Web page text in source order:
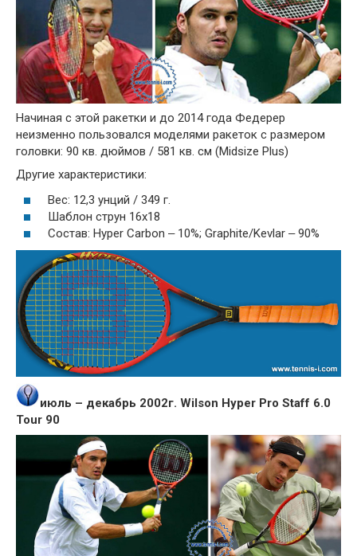
Начиная с этой ракетки и до 2014 года Федерер
неизменно пользовался моделями ракеток с размером
головки: 90 кв. дюймов / 581 кв. см (Midsize Plus)
Другие характеристики:
Вес: 12,3 унций / 349 г.
Шаблон струн 16x18
Состав: Hyper Carbon ‒ 10%; Graphite/Kevlar ‒ 90%
июль – декабрь 2002г. Wilson Hyper Pro Staff 6.0
Tour 90